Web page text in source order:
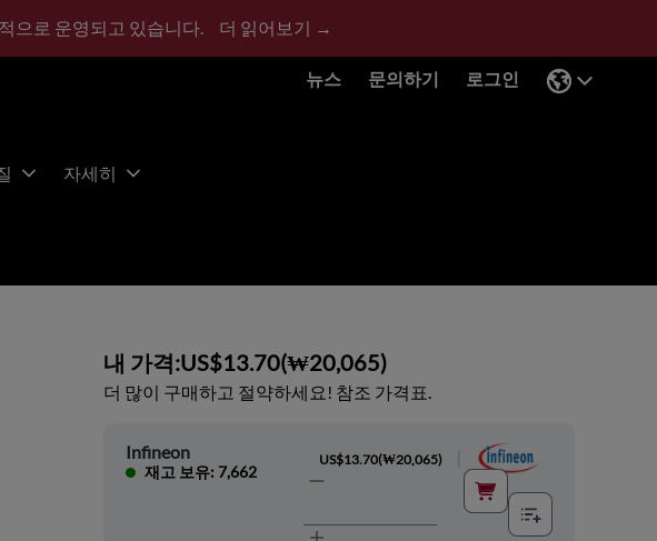
으로 운영되고 있습니다. 더 읽어보기 →
뉴스 문의하기 로그인
자세히
내 가격:US$13.70(₩20,065)
더 많이 구매하고 절약하세요! 참조 가격표.
Infineon
재고 보유: 7,662
US$13.70(₩20,065)